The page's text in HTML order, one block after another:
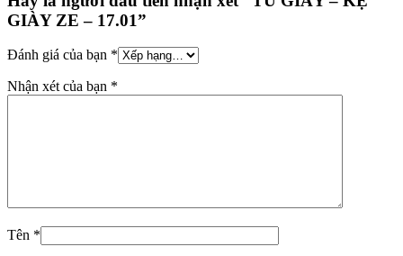
GIÀY ZE – 17.01”
Đánh giá của bạn *
Nhận xét của bạn *
Tên *